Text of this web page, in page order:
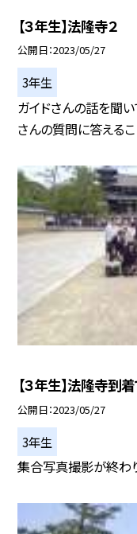
【３年生】法隆寺２
公開日 2023/05/27
3年生
ガイドさんの話を聞
さんの質問に答える
【３年生】法隆寺到
公開日 2023/05/27
3年生
集合写真撮影が終わ